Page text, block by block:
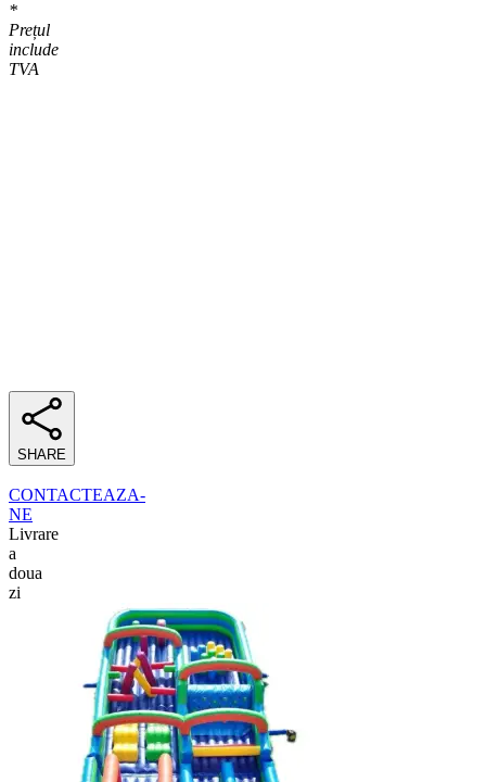
*
Prețul
include
TVA
SHARE
CONTACTEAZA-
NE
Livrare
a
doua
zi